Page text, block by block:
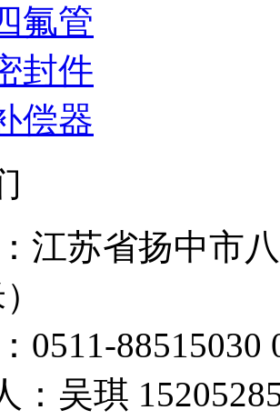
氟管
封件
偿器
江苏省扬中市
0511-88515030
：吴琪